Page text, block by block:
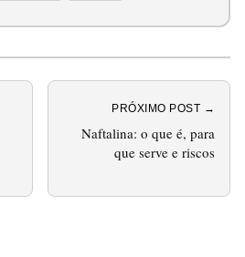
PRÓXIMO POST →
Naftalina: o que é, para
que serve e riscos